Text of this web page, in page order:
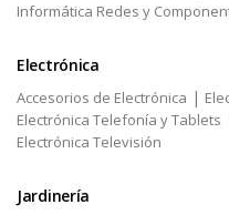
Informática Redes y
Electrónica
Accesorios de Electrónica |
Electrónica Telefonía y Tablets
Electrónica Televisión
Jardinería